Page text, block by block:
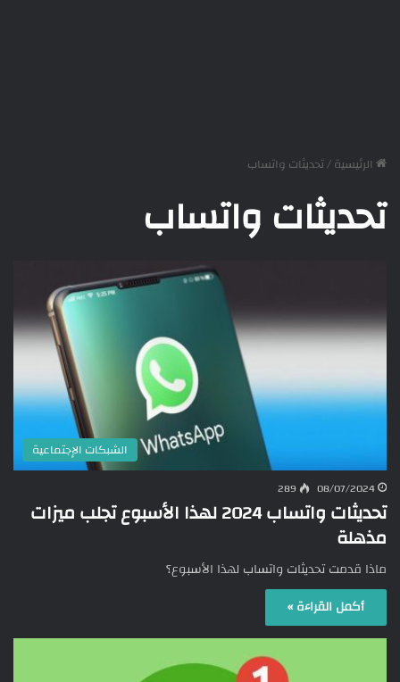
الرئيسية/تحديثات واتساب
تحديثات واتساب
الشبكات الإجتماعية
08/07/2024
289
تحديثات واتساب 2024 لهذا الأسبوع تجلب ميزات
مذهلة
ماذا قدمت تحديثات واتساب لهذا الأسبوع؟
أكمل القراءة »